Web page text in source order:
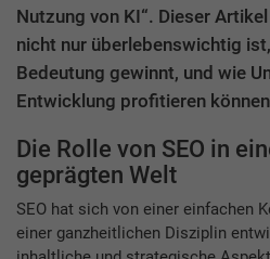
Nutzung von KI“. Dieser
nicht nur überlebenswichtig
Bedeutung gewinnt, und wie
Entwicklung profitieren
Die Rolle von SEO in
geprägten Welt
SEO hat sich von einer einfachen
einer ganzheitlichen Disziplin